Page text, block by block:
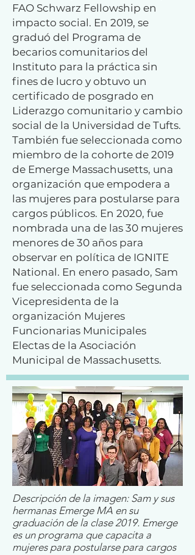
FAO Schwarz Fellowship en
impacto social. En 2019, se
graduó del Programa de
becarios comunitarios del
Instituto para la práctica sin
fines de lucro y obtuvo un
certificado de posgrado en
Liderazgo comunitario y cambio
social de la Universidad de Tufts.
También fue seleccionada como
miembro de la cohorte de 2019
de Emerge Massachusetts, una
organización que empodera a
las mujeres para postularse para
cargos públicos. En 2020, fue
nombrada una de las 30 mujeres
menores de 30 años para
observar en política de IGNITE
National. En enero pasado, Sam
fue seleccionada como Segunda
Vicepresidenta de la
organización Mujeres
Funcionarias Municipales
Electas de la Asociación
Municipal de Massachusetts.
Descripción de la imagen: Sam y sus
hermanas Emerge MA en su
graduación de la clase 2019. Emerge
es un programa que capacita a
mujeres para postularse para cargos